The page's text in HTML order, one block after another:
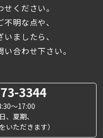
ください。
明な点や、
ましたら、
合わせ下さい。
3344
～17:00
、夏期、
いただきます）